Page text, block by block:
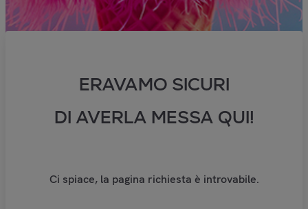
ERAVAMO SICURI
DI AVERLA MESSA QUI!
Ci spiace, la pagina richiesta è introvabile.